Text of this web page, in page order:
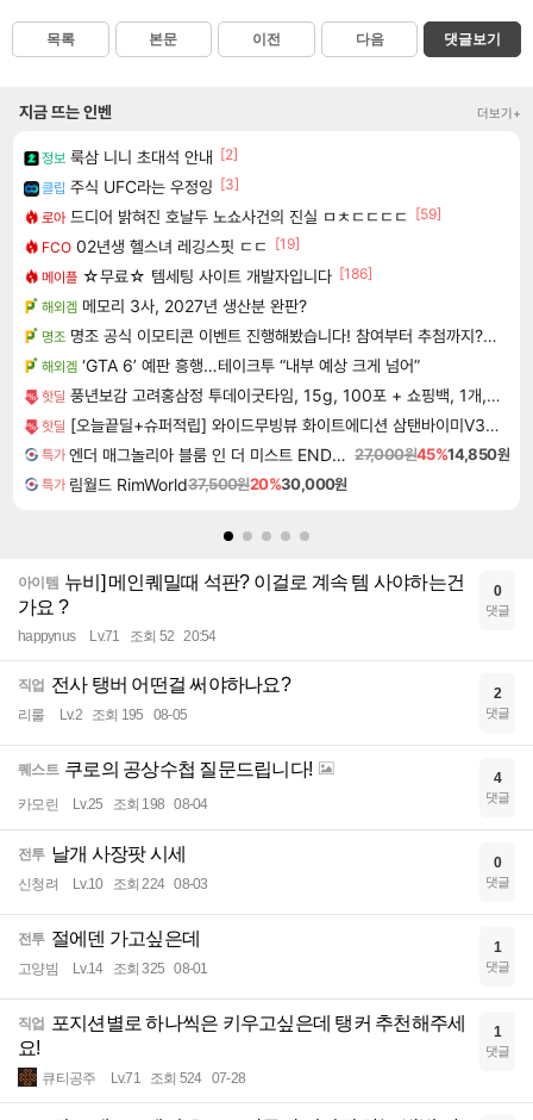
목록 본문 이전 다음 댓글보기
지금 뜨는 인벤 더보기+
정보 룩삼 니니 초대석 안내 [2]
클립 주식 UFC라는 우정잉 [3]
로아 드디어 밝혀진 호날두 노쇼사건의 진실 ㅁㅊㄷㄷㄷㄷ
[59]
FCO 02년생 헬스녀 레깅스핏 ㄷㄷ
[19]
메이플 ☆무료☆ 템세팅 사이트 개발자입니다 [186]
해외겜 메모리 3사, 2027년 생산분 완판?
명조 명조 공식 이모티콘 이벤트 진행해봤습니다! 참여부터 추첨까지????
해외겜 ‘GTA 6’ 예판 흥행…테이크투 “내부 예상 크게 넘어”
핫딜 풍년보감 고려홍삼정 투데이굿타임, 15g, 100포 + 쇼핑백, 1개, 1세트
핫딜 [오늘끝딜+슈퍼적립] 와이드무빙뷰 화이트에디션 삼탠바이미V3 셋트 QLED 109cm(43인치) UHD 4K 스마트 이동식 TV 유압식 높이조절 중소바이미 자가설치
특가 엔더 매그놀리아 블룸 인 더 미스트 ENDER MAGNOLIA Bloom in the Mist 27,000원45%14,850원
특가 림월드 RimWorld37,500원20%30,000원
아이템 뉴비] 메인퀘밀때 석판? 이걸로 계속 템 사야하는건
가요 ?
happynus Lv.71 조회 52 20:54
0
댓글
직업 전사 탱버 어떤걸 써야하나요?
리룰 Lv.2 조회 195 08-05
2
댓글
퀘스트 쿠로의 공상수첩 질문드립니다!
카모린 Lv.25 조회 198 08-04
4
댓글
전투 날개 사장팟 시세
신청려 Lv.10 조회 224 08-03
0
댓글
전투 절에덴 가고싶은데
고양빔 Lv.14 조회 325 08-01
1
댓글
직업
포지션별로 하나씩은 키우고싶은데 탱커 추천해주세
요!
큐티공주 Lv.71 조회 524 07-28
1
댓글